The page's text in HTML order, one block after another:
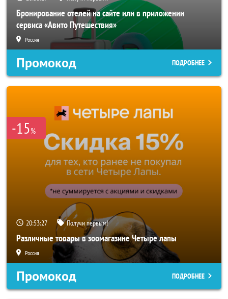
Бронирование отелей на сайте или в приложении
сервиса «Авито Путешествия»
Россия
Промокод ПОДРОБНЕЕ
-15%
20:53:25 Получи первым!
Различные товары в зоомагазине Четыре лапы
Россия
Промокод ПОДРОБНЕЕ